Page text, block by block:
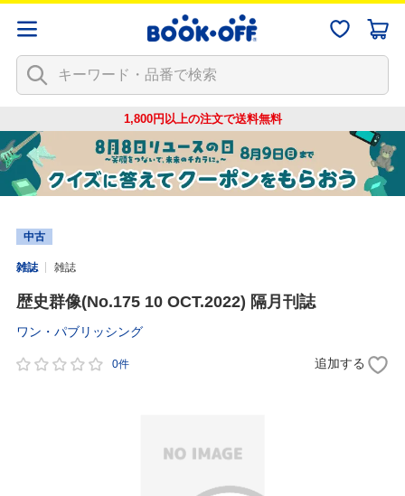
1,800円以上の注文で送料無料
中古
雑誌 雑誌
歴史群像(No.175 10 OCT.2022) 隔月刊誌
ワン・パブリッシング
0件 追加する